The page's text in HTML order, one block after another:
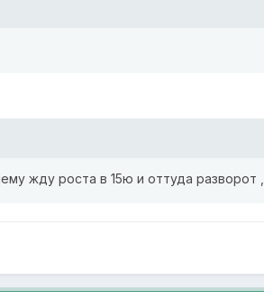
жду роста в 15ю и оттуда разворот